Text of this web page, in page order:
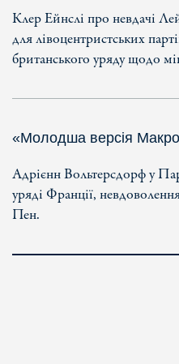
Клер Ейнслі про невдачі
для лівоцентристських
британського уряду щодо
«Молодша версія
Адрієнн Вольтерсдорф у
уряді Франції,
Пен.